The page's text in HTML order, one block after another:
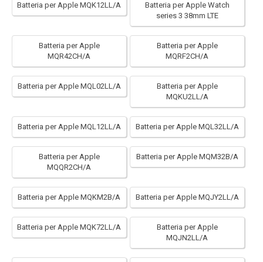
Batteria per Apple MQK12LL/A
Batteria per Apple Watch
series 3 38mm LTE
Batteria per Apple
MQR42CH/A
Batteria per Apple
MQRF2CH/A
Batteria per Apple MQL02LL/A
Batteria per Apple
MQKU2LL/A
Batteria per Apple MQL12LL/A Batteria per Apple MQL32LL/A
Batteria per Apple
MQQR2CH/A
Batteria per Apple MQM32B/A
Batteria per Apple MQKM2B/A Batteria per Apple MQJY2LL/A
Batteria per Apple MQK72LL/A
Batteria per Apple
MQJN2LL/A